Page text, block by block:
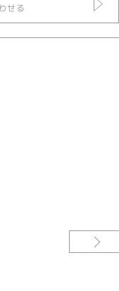
度が違う。安心してオー
は一般的ですが世界的に
多く、お店でも誕生石な
色のルビーでオリジナル
せる